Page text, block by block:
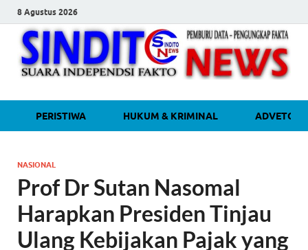
8 Agustus 2026
Media Independen Faktual dan
Terpercaya
PERISTIWA HUKUM & KRIMINAL
NASIONAL
Prof Dr Sutan Nasomal
Harapkan Presiden Tinjau
Ulang Kebijakan Pajak yang